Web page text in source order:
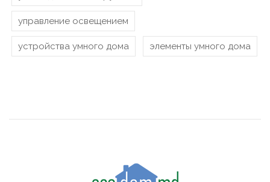
управление освещением
устройства умного дома элементы умного дома